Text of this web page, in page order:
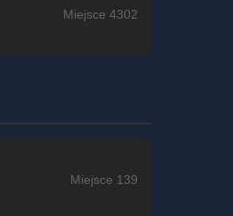
Miejsce 4302
Miejsce 139